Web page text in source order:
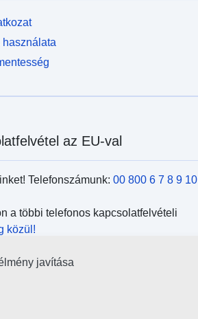
az EU-val
Telefonszámunk: 00 800 6 7 8 9 10
a többi telefonos kapcsolatfelvételi
közül!
javítása